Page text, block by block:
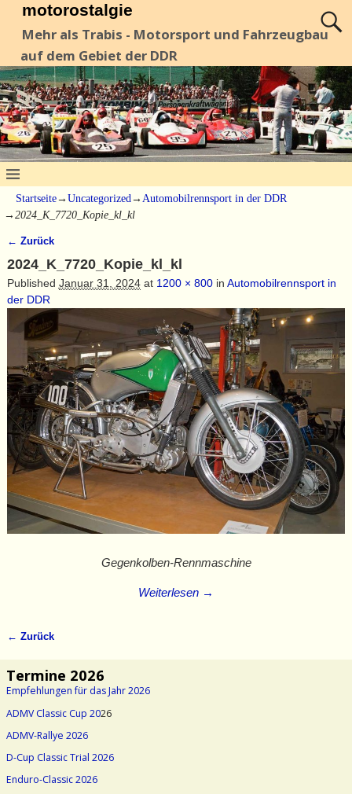
motorostalgie
Mehr als Trabis - Motorsport und Fahrzeugbau
auf dem Gebiet der DDR
Startseite→ Uncategorized → Automobilrennsport in der DDR
→ 2024_K_7720_Kopie_kl_kl
← Zurück
2024_K_7720_Kopie_kl_kl
Published Januar 31, 2024at 1200 × 800in Automobilrennsport in
der DDR
Gegenkolben-Rennmaschine
Weiterlesen →
← Zurück
Termine 2026
Empfehlungen für das Jahr 2026
ADMV Classic Cup 2026
ADMV-Rallye 2026
D-Cup Classic Trial 2026
Enduro-Classic 2026